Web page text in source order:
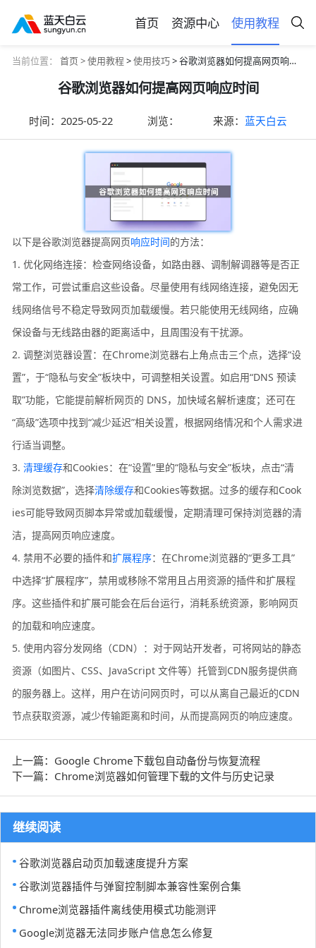
首页 资源中心 使用教程
当前位置： 首页 >使用教程>使用技巧> 谷歌浏览器如何提高网页响应时间
谷歌浏览器如何提高网页响应时间
时间：2025-05-22 浏览： 来源： 蓝天白云
以下是谷歌浏览器提高网页响应时间的方法：
1. 优化网络连接：检查网络设备，如路由器、调制解调器等是否正
常工作，可尝试重启这些设备。尽量使用有线网络连接，避免因无
线网络信号不稳定导致网页加载缓慢。若只能使用无线网络，应确
保设备与无线路由器的距离适中，且周围没有干扰源。
2. 调整浏览器设置：在Chrome浏览器右上角点击三个点，选择“设
置”，于“隐私与安全”板块中，可调整相关设置。如启用“DNS 预读
取”功能，它能提前解析网页的 DNS，加快域名解析速度；还可在
“高级”选项中找到“减少延迟”相关设置，根据网络情况和个人需求进
行适当调整。
3.清理缓存和Cookies：在“设置”里的“隐私与安全”板块，点击“清
除浏览数据”，选择清除缓存和Cookies等数据。过多的缓存和Cook
ies可能导致网页脚本异常或加载缓慢，定期清理可保持浏览器的清
洁，提高网页响应速度。
4. 禁用不必要的插件和扩展程序：在Chrome浏览器的“更多工具”
中选择“扩展程序”，禁用或移除不常用且占用资源的插件和扩展程
序。这些插件和扩展可能会在后台运行，消耗系统资源，影响网页
的加载和响应速度。
5. 使用内容分发网络（CDN）：对于网站开发者，可将网站的静态
资源（如图片、CSS、JavaScript 文件等）托管到CDN服务提供商
的服务器上。这样，用户在访问网页时，可以从离自己最近的CDN
节点获取资源，减少传输距离和时间，从而提高网页的响应速度。
上一篇：Google Chrome下载包自动备份与恢复流程
下一篇：Chrome浏览器如何管理下载的文件与历史记录
继续阅读
谷歌浏览器启动页加载速度提升方案
谷歌浏览器插件与弹窗控制脚本兼容性案例合集
Chrome浏览器插件离线使用模式功能测评
Google浏览器无法同步账户信息怎么修复